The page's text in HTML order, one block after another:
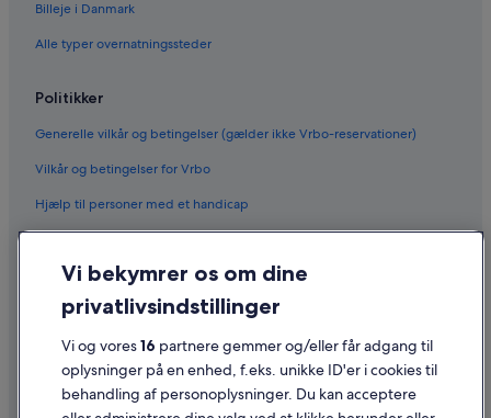
Billeje i Danmark
Alle typer overnatningssteder
Politikker
Generelle vilkår og betingelser (gælder ikke Vrbo-reservationer)
Vilkår og betingelser for Vrbo
Hjælp til personer med et handicap
Fortrolighed
Cookies
Generelle vilkår for brug
Juridiske oplysninger/Kontakt os
Retningslinjer for indhold og indberetning af indhold
Vi bekymrer os om dine
privatlivsindstillinger
Vi og vores16 partnere gemmer og/eller får adgang til
oplysninger på en enhed, f.eks. unikke ID'er i cookies til
behandling af personoplysninger. Du kan acceptere